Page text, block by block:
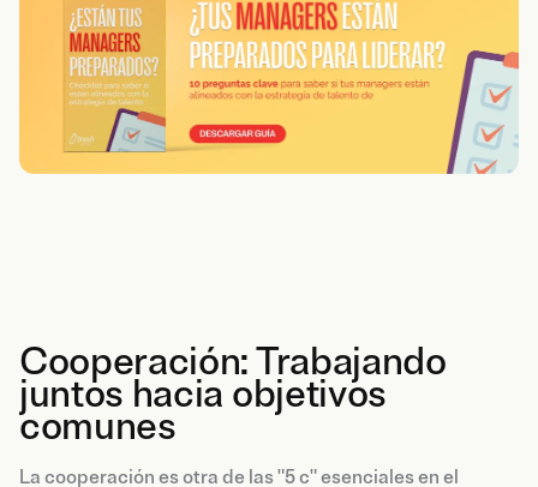
Cooperación: Trabajando
juntos hacia objetivos
comunes
La cooperación es otra de las "5 c" esenciales en el